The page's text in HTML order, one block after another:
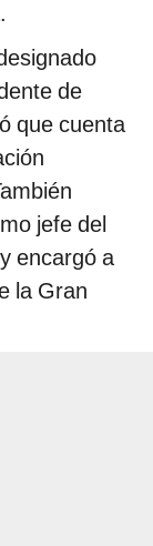
de
que cuenta
jefe del
encargó a
la Gran